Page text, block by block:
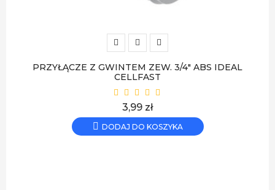
PRZYŁĄCZE Z GWINTEM ZEW. 3/4" ABS IDEAL
CELLFAST
Cena
3,99 zł
DODAJ DO KOSZYKA